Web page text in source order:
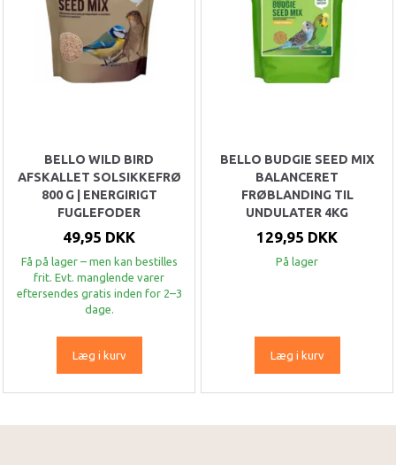
BELLO WILD BIRD
AFSKALLET SOLSIKKEFRØ
800 G | ENERGIRIGT
FUGLEFODER
49,95 DKK
Få på lager – men kan bestilles
frit. Evt. manglende varer
eftersendes gratis inden for 2–3
dage.
Læg i kurv
BELLO BUDGIE SEED MIX
BALANCERET
FRØBLANDING TIL
UNDULATER 4KG
129,95 DKK
På lager
Læg i kurv